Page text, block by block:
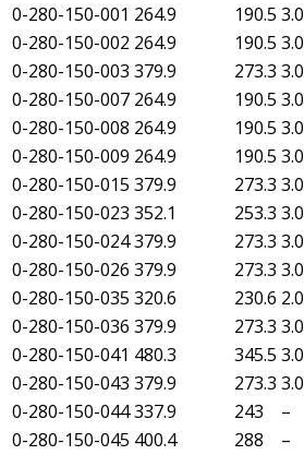
0-280-150-001 264.9 190.5 3.0
0-280-150-002 264.9 190.5 3.0
0-280-150-003 379.9 273.3 3.0
0-280-150-007 264.9 190.5 3.0
0-280-150-008 264.9 190.5 3.0
0-280-150-009 264.9 190.5 3.0
0-280-150-015 379.9 273.3 3.0
0-280-150-023 352.1 253.3 3.0
0-280-150-024379.9 273.3 3.0
0-280-150-026 379.9 273.3 3.0
0-280-150-035 320.6 230.6 2.0
0-280-150-036 379.9 273.3 3.0
0-280-150-041 480.3 345.5 3.0
0-280-150-043 379.9 273.3 3.0
0-280-150-044337.9 243
–
0-280-150-045 400.4 288
–